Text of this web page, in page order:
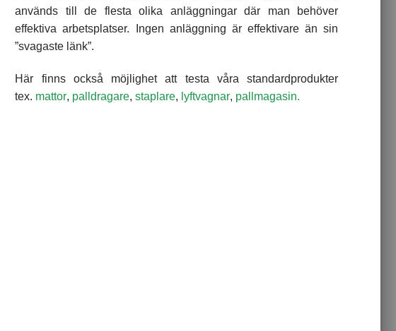
används till de flesta olika anläggningar där man behöver
effektiva arbetsplatser. Ingen anläggning är effektivare än sin
”svagaste länk”.
Här finns också möjlighet att testa våra standardprodukter
tex. mattor, palldragare,staplare, lyftvagnar, pallmagasin.